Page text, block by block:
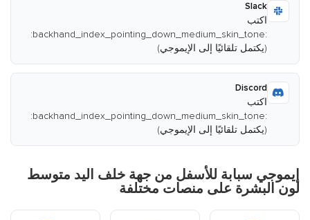
Slack
اكتب
:backhand_index_pointing_down_medium_skin_tone:
(يكتمل تلقائيًا إلى الإيموجي)
Discord
اكتب
:backhand_index_pointing_down_medium_skin_tone:
(يكتمل تلقائيًا إلى الإيموجي)
إيموجي سبابة للأسفل من جهة خلف اليد متوسط
لون البشرة على منصات مختلفة